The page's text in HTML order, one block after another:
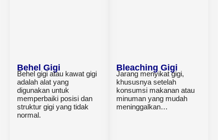
Behel Gigi
Behel gigi atau kawat gigi
adalah alat yang
digunakan untuk
memperbaiki posisi dan
struktur gigi yang tidak
normal.
Bleaching Gigi
Jarang menyikat gigi,
khususnya setelah
konsumsi makanan atau
minuman yang mudah
meninggalkan…